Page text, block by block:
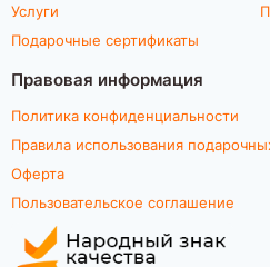
Услуги
Подарочные сертификаты
Правовая информация
Политика конфиденциальности
Правила использования
Оферта
Пользовательское соглашение